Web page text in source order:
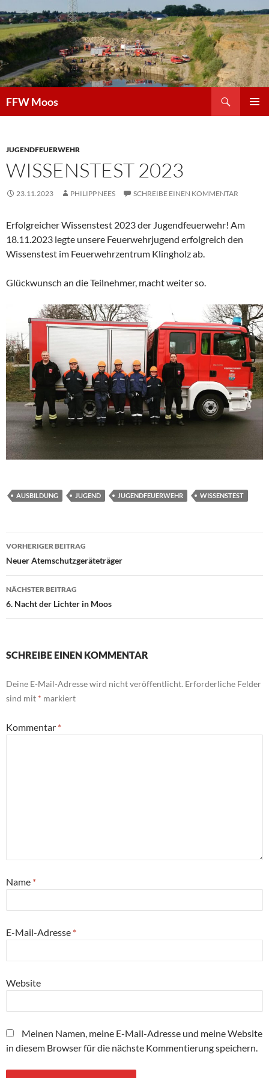
Inhalt
springen
FFW Moos
JUGENDFEUERWEHR
WISSENSTEST 2023
23.11.2023 PHILIPP NEES SCHREIBE EINEN KOMMENTAR
Erfolgreicher Wissenstest 2023 der Jugendfeuerwehr! Am
18.11.2023 legte unsere Feuerwehrjugend erfolgreich den
Wissenstest im Feuerwehrzentrum Klingholz ab.
Glückwunsch an die Teilnehmer, macht weiter so.
AUSBILDUNG JUGEND JUGENDFEUERWEHR WISSENSTEST
Beitragsnavigation
VORHERIGER BEITRAG
Neuer Atemschutzgeräteträger
NÄCHSTER BEITRAG
6. Nacht der Lichter in Moos
SCHREIBE EINEN KOMMENTAR
Deine E-Mail-Adresse wird nicht veröffentlicht. Erforderliche Felder
sind mit * markiert
Kommentar *
Name *
E-Mail-Adresse *
Website
Meinen Namen, meine E-Mail-Adresse und meine Website
in diesem Browser für die nächste Kommentierung speichern.